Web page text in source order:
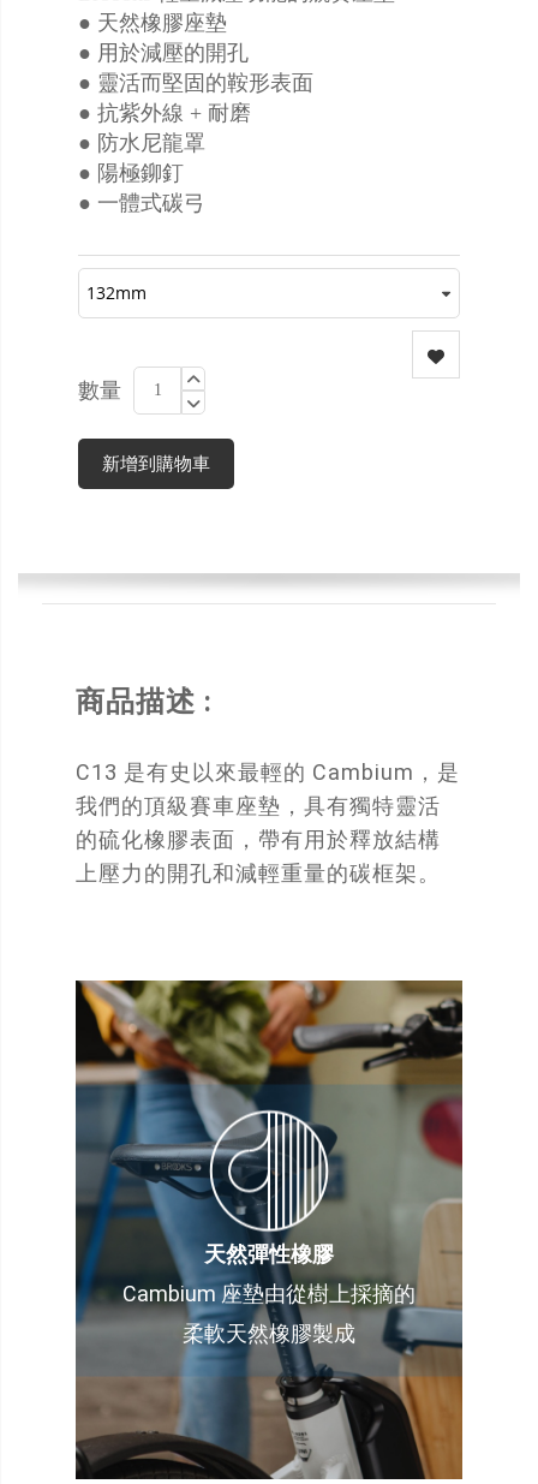
● 天然橡膠座墊
● 用於減壓的開孔
● 靈活而堅固的鞍形表面
● 抗紫外線 + 耐磨
● 防水尼龍罩
● 陽極鉚釘
● 一體式碳弓
數量
新增到購物車
商品描述 :
C13 是有史以來最輕的 Cambium，是
我們的頂級賽車座墊，具有獨特靈活
的硫化橡膠表面，帶有用於釋放結構
上壓力的開孔和減輕重量的碳框架。
天然彈性橡膠
Cambium 座墊由從樹上採摘的
柔軟天然橡膠製成